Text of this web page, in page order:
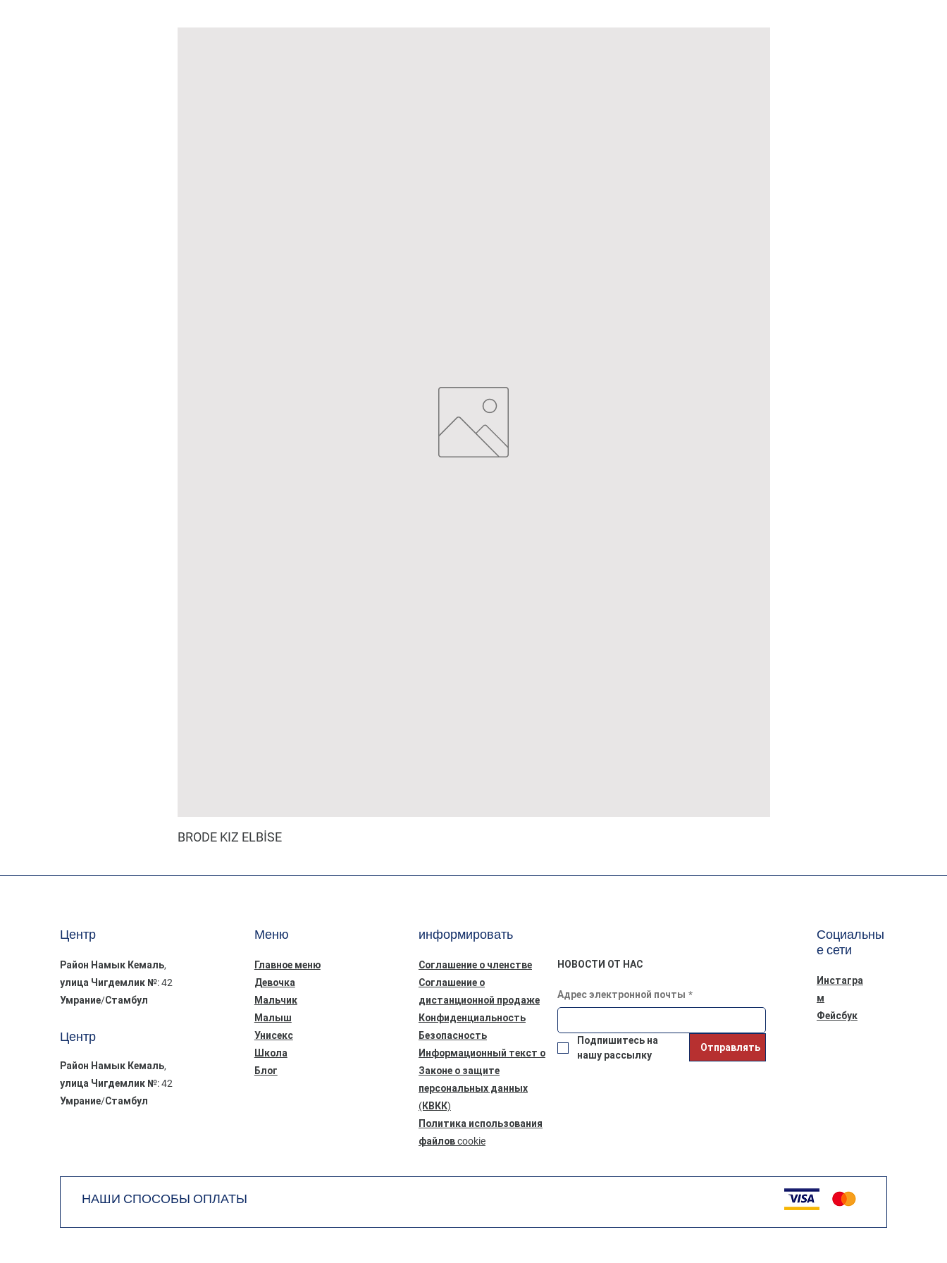
BRODE KIZ ELBİSE
Центр
Район Намык Кемаль,
улица Чигдемлик №: 42
Умрание/Стамбул
Центр
Район Намык Кемаль,
улица Чигдемлик №: 42
Умрание/Стамбул
Меню
Главное меню
Девочка
Мальчик
Малыш
Унисекс
Школа
Блог
информировать
Соглашение о членстве
Соглашение о
дистанционной продаже
Конфиденциальность
Безопасность
Информационный текст о
Законе о защите
персональных данных
(КВКК)
Политика использования
файлов cookie
НОВОСТИ ОТ НАС
Адрес электронной почты *
Подпишитесь на
нашу рассылку
Отправлять
Социальны
е сети
Инстагра
м
Фейсбук
НАШИ СПОСОБЫ ОПЛАТЫ